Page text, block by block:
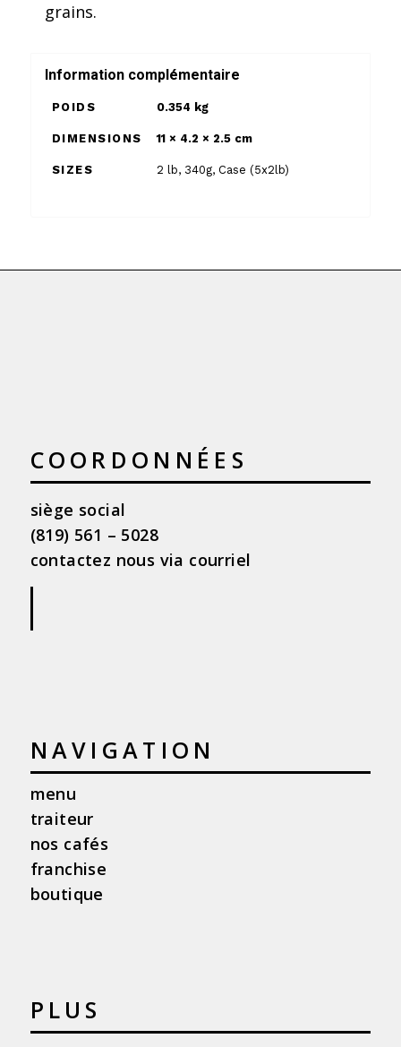
grains.
Information complémentaire
POIDS 0.354 kg
DIMENSIONS 11 × 4.2 × 2.5 cm
SIZES 2 lb, 340g, Case (5x2lb)
COORDONNÉES
siège social
(819) 561 – 5028
contactez nous via courriel
NAVIGATION
menu
traiteur
nos cafés
franchise
boutique
PLUS